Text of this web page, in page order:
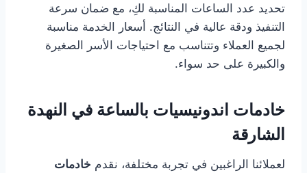
تحديد عدد الساعات المناسبة لكِ، مع ضمان سرعة
التنفيذ ودقة عالية في النتائج. أسعار الخدمة مناسبة
لجميع العملاء وتتناسب مع احتياجات الأسر الصغيرة
والكبيرة على حد سواء.
خادمات اندونيسيات بالساعة في النهدة
الشارقة
لعملائنا الراغبين في تجربة مختلفة، نقدم خادمات